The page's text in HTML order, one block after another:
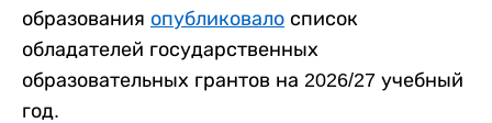
образования опубликовало список
обладателей государственных
образовательных грантов на 2026/27 учебный
год.